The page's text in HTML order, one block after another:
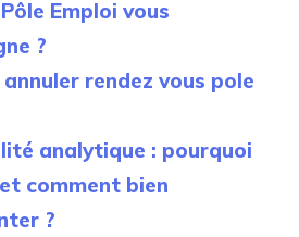
Emploi vous
?
rendez vous pole
analytique : pourquoi
comment bien
?